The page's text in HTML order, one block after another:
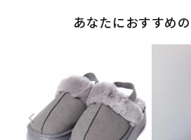
あなたにおすすめ